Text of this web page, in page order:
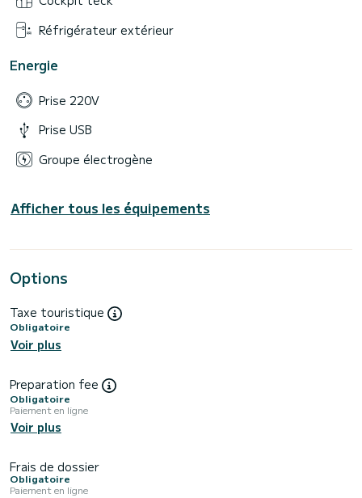
Réfrigérateur extérieur
Energie
Prise 220V
Prise USB
Groupe électrogène
Afficher tous les équipements
Options
Taxe touristique
Obligatoire
Voir plus
Preparation fee
Obligatoire
Paiement en ligne
Voir plus
Frais de dossier
Obligatoire
Paiement en ligne